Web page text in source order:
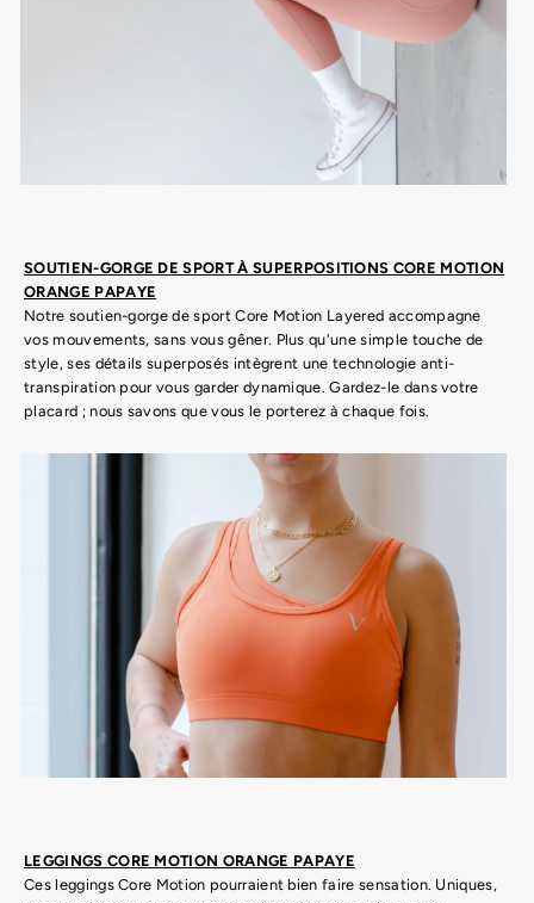
SOUTIEN-GORGE DE SPORT À SUPERPOSITIONS CORE MOTION
ORANGE PAPAYE
Notre soutien-gorge de sport Core Motion Layered accompagne
vos mouvements, sans vous gêner. Plus qu'une simple touche de
style, ses détails superposés intègrent une technologie anti-
transpiration pour vous garder dynamique. Gardez-le dans votre
placard ; nous savons que vous le porterez à chaque fois.
LEGGINGS CORE MOTION ORANGE PAPAYE
Ces leggings Core Motion pourraient bien faire sensation. Uniques,